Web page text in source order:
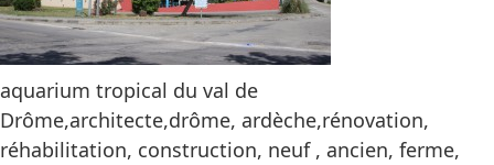
aquarium tropical du val de
Drôme,architecte,drôme, ardèche,rénovation,
réhabilitation, construction, neuf , ancien, ferme,